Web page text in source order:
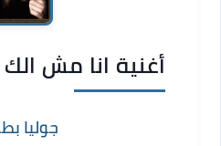
أغنية انا مش
جوليا